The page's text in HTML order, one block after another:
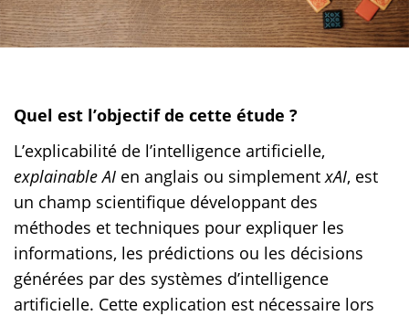
Quel est l’objectif de cette étude ?
L’explicabilité de l’intelligence artificielle,
explainable AI en anglais ou simplement xAI, est
un champ scientifique développant des
méthodes et techniques pour expliquer les
informations, les prédictions ou les décisions
générées par des systèmes d’intelligence
artificielle. Cette explication est nécessaire lors